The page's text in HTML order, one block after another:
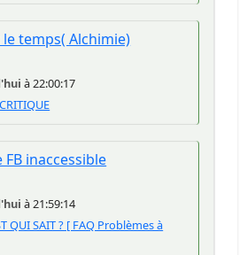
le temps( Alchimie)
à 22:00:17
FB inaccessible
à 21:59:14
QUI SAIT ? [ FAQ Problèmes à